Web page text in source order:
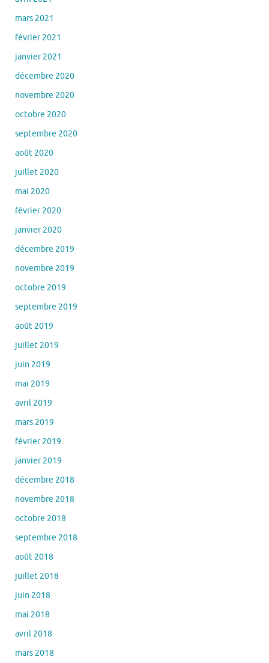
mars 2021
février 2021
janvier 2021
décembre 2020
novembre 2020
octobre 2020
septembre 2020
août 2020
juillet 2020
mai 2020
février 2020
janvier 2020
décembre 2019
novembre 2019
octobre 2019
septembre 2019
août 2019
juillet 2019
juin 2019
mai 2019
avril 2019
mars 2019
février 2019
janvier 2019
décembre 2018
novembre 2018
octobre 2018
septembre 2018
août 2018
juillet 2018
juin 2018
mai 2018
avril 2018
mars 2018